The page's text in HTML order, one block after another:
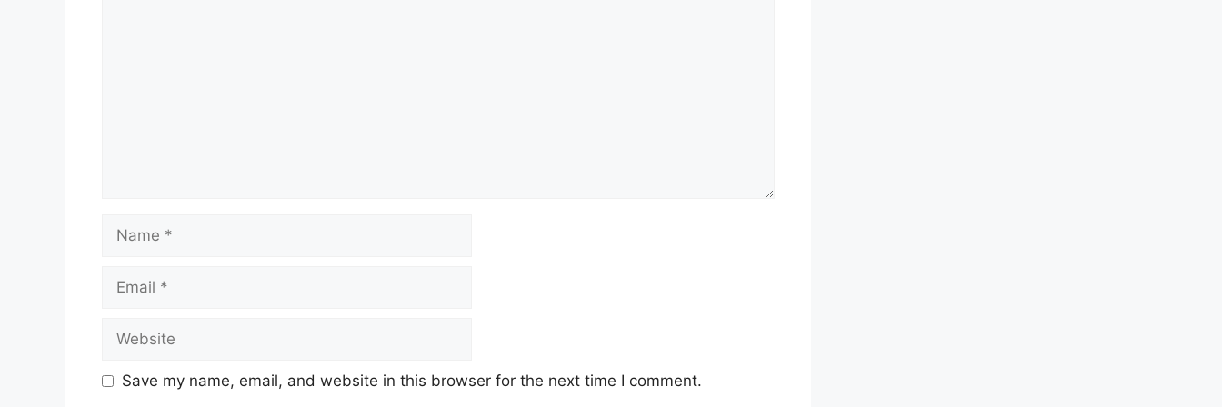
Save my name, email, and website in this browser for the next time I comment.